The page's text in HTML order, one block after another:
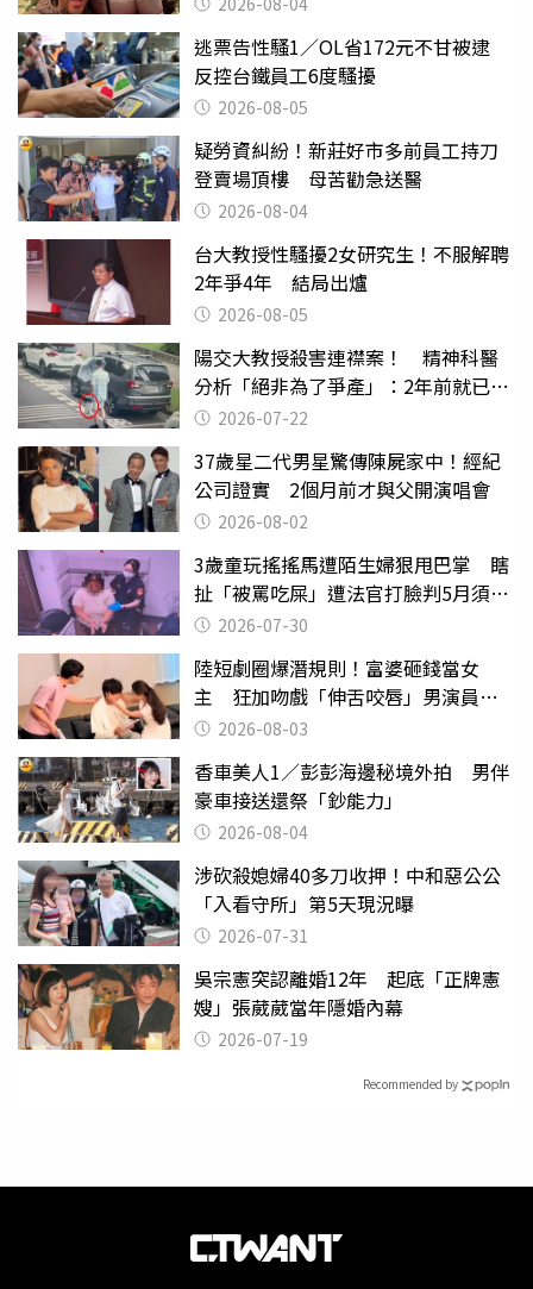
逃票告性騷1／OL省172元不甘被逮
反控台鐵員工6度騷擾
2026-08-05
疑勞資糾紛！新莊好市多前員工持刀
登賣場頂樓 母苦勸急送醫
2026-08-04
台大教授性騷擾2女研究生！不服解聘
2年爭4年 結局出爐
2026-08-05
陽交大教授殺害連襟案！ 精神科醫
分析「絕非為了爭產」：2年前就已言
行詭異
2026-07-22
37歲星二代男星驚傳陳屍家中！經紀
公司證實 2個月前才與父開演唱會
2026-08-02
3歲童玩搖搖馬遭陌生婦狠甩巴掌 瞎
扯「被罵吃屎」遭法官打臉判5月須入
監 2026-07-30
陸短劇圈爆潛規則！富婆砸錢當女
主 狂加吻戲「伸舌咬唇」男演員崩
潰 2026-08-03
香車美人1／彭彭海邊秘境外拍 男伴
豪車接送還祭「鈔能力」
2026-08-04
涉砍殺媳婦40多刀收押！中和惡公公
「入看守所」第5天現況曝
2026-07-31
吳宗憲突認離婚12年 起底「正牌憲
嫂」張葳葳當年隱婚內幕
2026-07-19
Recommended by